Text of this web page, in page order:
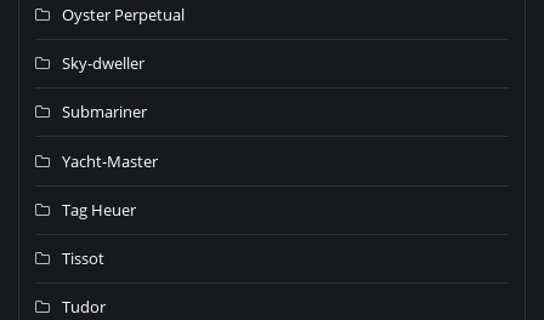
Oyster Perpetual
Sky-dweller
Submariner
Yacht-Master
Tag Heuer
Tissot
Tudor